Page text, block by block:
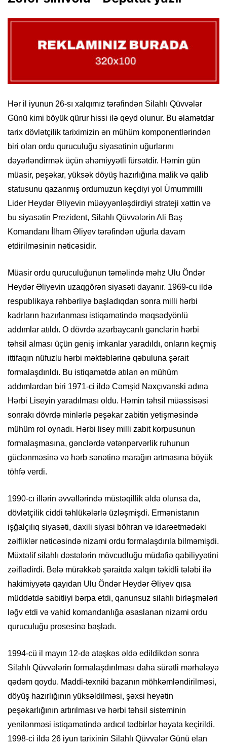
Hər il iyunun 26-sı xalqımız tərəfindən Silahlı Qüvvələr
Günü kimi böyük qürur hissi ilə qeyd olunur. Bu əlamətdar
tarix dövlətçilik tariximizin ən mühüm komponentlərindən
biri olan ordu quruculuğu siyasətinin uğurlarını
dəyərləndirmək üçün əhəmiyyətli fürsətdir. Həmin gün
müasir, peşəkar, yüksək döyüş hazırlığına malik və qalib
statusunu qazanmış ordumuzun keçdiyi yol Ümummilli
Lider Heydər Əliyevin müəyyənləşdirdiyi strateji xəttin və
bu siyasətin Prezident, Silahlı Qüvvələrin Ali Baş
Komandanı İlham Əliyev tərəfindən uğurla davam
etdirilməsinin nəticəsidir.
Müasir ordu quruculuğunun təməlində məhz Ulu Öndər
Heydər Əliyevin uzaqgörən siyasəti dayanır. 1969-cu ildə
respublikaya rəhbərliyə başladıqdan sonra milli hərbi
kadrların hazırlanması istiqamətində məqsədyönlü
addımlar atıldı. O dövrdə azərbaycanlı gənclərin hərbi
təhsil alması üçün geniş imkanlar yaradıldı, onların keçmiş
ittifaqın nüfuzlu hərbi məktəblərinə qəbuluna şərait
formalaşdırıldı. Bu istiqamətdə atılan ən mühüm
addımlardan biri 1971-ci ildə Cəmşid Naxçıvanski adına
Hərbi Liseyin yaradılması oldu. Həmin təhsil müəssisəsi
sonrakı dövrdə minlərlə peşəkar zabitin yetişməsində
mühüm rol oynadı. Hərbi lisey milli zabit korpusunun
formalaşmasına, gənclərdə vətənpərvərlik ruhunun
güclənməsinə və hərb sənətinə marağın artmasına böyük
töhfə verdi.
1990-cı illərin əvvəllərində müstəqillik əldə olunsa da,
dövlətçilik ciddi təhlükələrlə üzləşmişdi. Ermənistanın
işğalçılıq siyasəti, daxili siyasi böhran və idarəetmədəki
zəifliklər nəticəsində nizami ordu formalaşdırıla bilməmişdi.
Müxtəlif silahlı dəstələrin mövcudluğu müdafiə qabiliyyətini
zəiflədirdi. Belə mürəkkəb şəraitdə xalqın təkidli tələbi ilə
hakimiyyətə qayıdan Ulu Öndər Heydər Əliyev qısa
müddətdə sabitliyi bərpa etdi, qanunsuz silahlı birləşmələri
ləğv etdi və vahid komandanlığa əsaslanan nizami ordu
quruculuğu prosesinə başladı.
1994-cü il mayın 12-də atəşkəs əldə edildikdən sonra
Silahlı Qüvvələrin formalaşdırılması daha sürətli mərhələyə
qədəm qoydu. Maddi-texniki bazanın möhkəmləndirilməsi,
döyüş hazırlığının yüksəldilməsi, şəxsi heyətin
peşəkarlığının artırılması və hərbi təhsil sisteminin
yenilənməsi istiqamətində ardıcıl tədbirlər həyata keçirildi.
1998-ci ildə 26 iyun tarixinin Silahlı Qüvvələr Günü elan